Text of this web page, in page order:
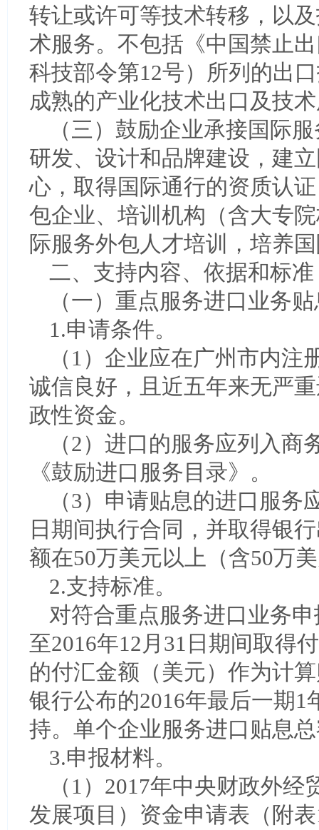
转让或许可等技术转移，以
术服务。不包括《中国禁止
科技部令第12号）所列的出
成熟的产业化技术出口及技
（三）鼓励企业承接国际
研发、设计和品牌建设，建
心，取得国际通行的资质认
包企业、培训机构（含大专
际服务外包人才培训，培养
二、支持内容、依据和标准
（一）重点服务进口业务
1.申请条件。
（1）企业应在广州市内
诚信良好，且近五年来无严
政性资金。
（2）进口的服务应列入
《鼓励进口服务目录》。
（3）申请贴息的进口服务
日期间执行合同，并取得银
额在50万美元以上（含50万
2.支持标准。
对符合重点服务进口业务
至2016年12月31日期间取得
的付汇金额（美元）作为计
银行公布的2016年最后一期
持。单个企业服务进口贴息
3.申报材料。
（1）2017年中央财政外
发展项目）资金申请表（附